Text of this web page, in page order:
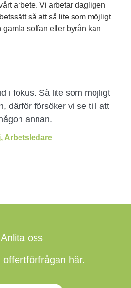
arbete. Vi arbetar dagligen
så att så lite som möjligt
gamla soffan eller byrån kan
i fokus. Så lite som möjligt
därför försöker vi se till att
annan.
Arbetsledare
Anlita oss
offertförfrågan här.